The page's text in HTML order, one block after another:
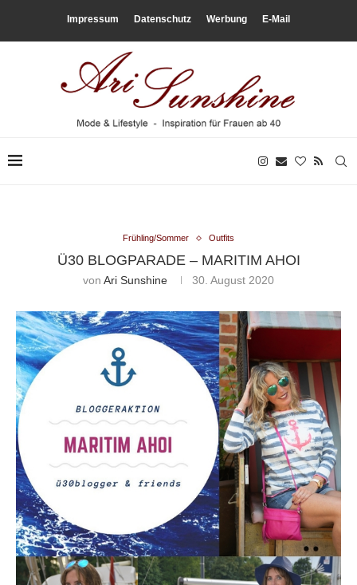
Impressum Datenschutz Werbung E-Mail
Frühling/Sommer Outfits
Ü30 BLOGPARADE – MARITIM AHOI
von Ari Sunshine 30. August 2020